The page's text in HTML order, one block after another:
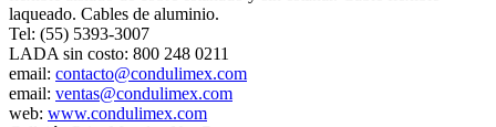
laqueado. Cables de aluminio.
Tel: (55) 5393-3007
LADA sin costo: 800 248 0211
email: contacto@condulimex.com
email: ventas@condulimex.com
web: www.condulimex.com